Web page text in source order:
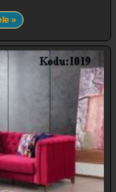
»